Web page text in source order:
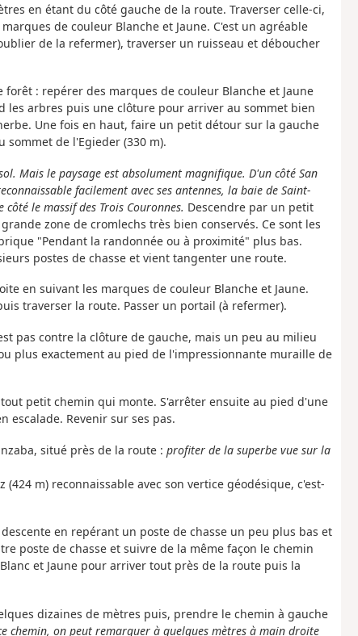
en étant du côté gauche de la route. Traverser celle-ci,
de couleur Blanche et Jaune. C'est un agréable
de la refermer), traverser un ruisseau et déboucher
: repérer des marques de couleur Blanche et Jaune
arbres puis une clôture pour arriver au sommet bien
Une fois en haut, faire un petit détour sur la gauche
de l'Egieder (330 m).
Mais le paysage est absolument magnifique. D'un côté San
facilement avec ses antennes, la baie de Saint-
le massif des Trois Couronnes. Descendre par un petit
zone de cromlechs très bien conservés. Ce sont les
"Pendant la randonnée ou à proximité" plus bas.
postes de chasse et vient tangenter une route.
en suivant les marques de couleur Blanche et Jaune.
traverser la route. Passer un portail (à refermer).
pas contre la clôture de gauche, mais un peu au milieu
plus exactement au pied de l'impressionnante muraille de
petit chemin qui monte. S'arrêter ensuite au pied d'une
escalade. Revenir sur ses pas.
situé près de la route : profiter de la superbe vue sur la
m) reconnaissable avec son vertice géodésique, c'est-
en repérant un poste de chasse un peu plus bas et
poste de chasse et suivre de la même façon le chemin
et Jaune pour arriver tout près de la route puis la
dizaines de mètres puis, prendre le chemin à gauche
chemin, on peut remarquer à quelques mètres à main droite